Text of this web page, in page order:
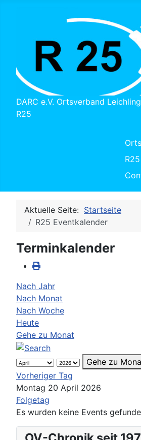
DARC e.V. Ortsverband
R25
Aktuelle Seite: Startseite
R25 Eventkalender
Terminkalender
Nach Jahr
Nach Monat
Nach Woche
Heute
Gehe zu Monat
Gehe zu
Vorheriger Tag
Montag 20 April 2026
Folgetag
Es wurden keine Events